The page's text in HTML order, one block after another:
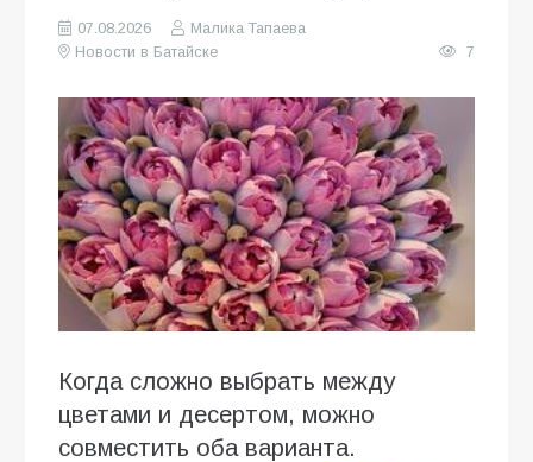
07.08.2026
Малика Тапаева
Новости в Батайске
7
Когда сложно выбрать между
цветами и десертом, можно
совместить оба варианта.